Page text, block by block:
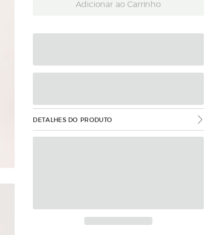
Adicionar ao Carrinho
DETALHES DO PRODUTO